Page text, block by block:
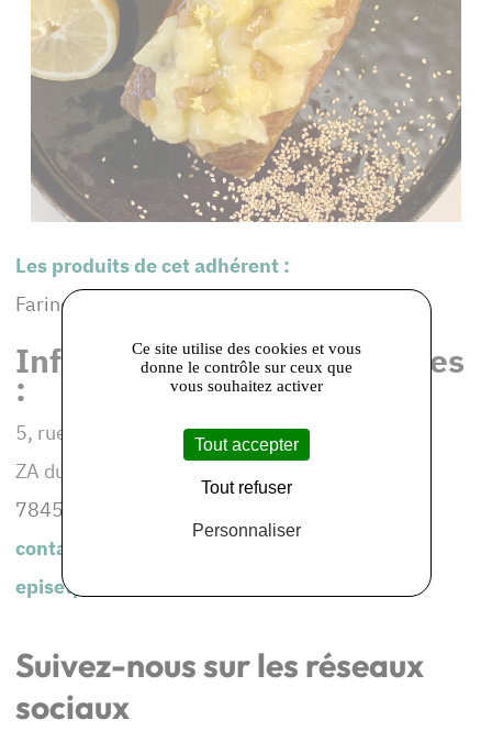
Les produits de cet adhérent :
Farine de meule semi-complète
Informations et coordonnées
:
5, rue de Gally
ZA du Champ du Caillou
78450 CHAVENAY
contact@episetpains.fr
episetpains.fr
Suivez-nous sur les réseaux
sociaux
Ce site utilise des cookies et vous
donne le contrôle sur ceux que
vous souhaitez activer
Tout accepter
Tout refuser
Personnaliser